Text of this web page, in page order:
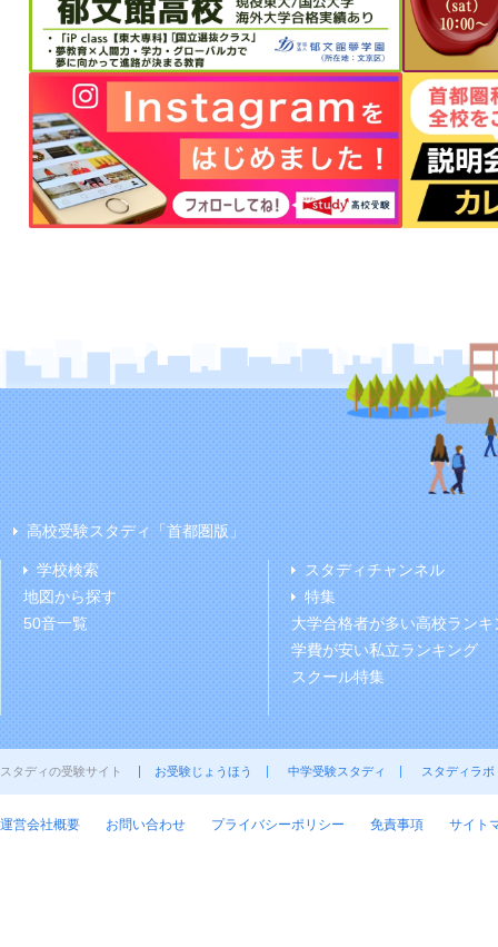
高校受験スタディ「首都圏版」
学校検索
地図から探す
50音一覧
スタディチャンネル
特集
大学合格者が多い高校ランキ
学費が安い私立ランキング
スクール特集
スタディの受験サイト お受験じょうほう 中学受験スタディ スタディラボ
運営会社概要 お問い合わせ プライバシーポリシー 免責事項 サイト